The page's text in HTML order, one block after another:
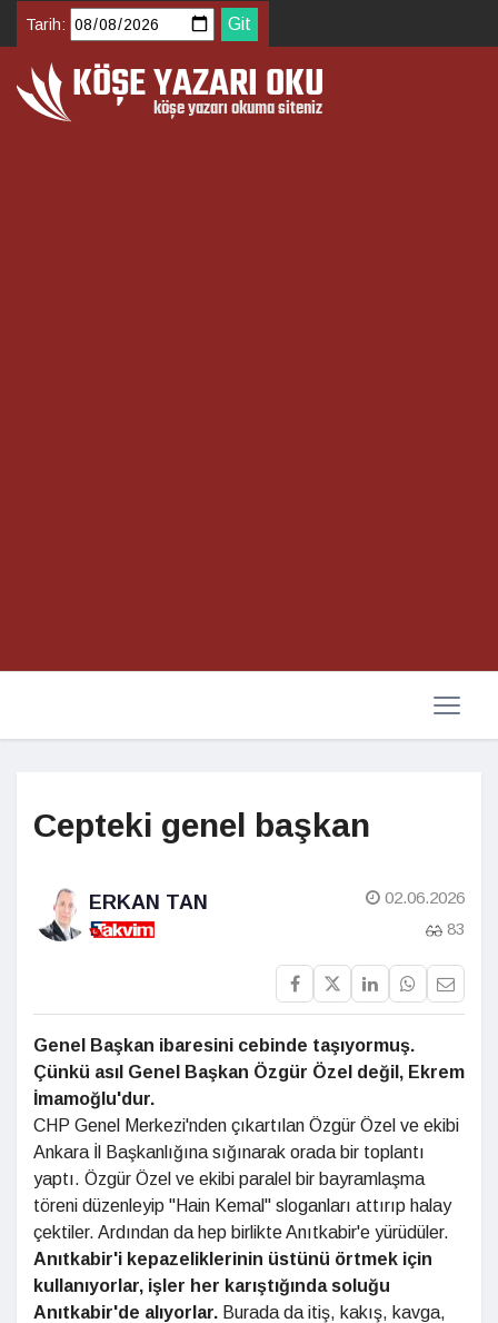
Tarih:
Cepteki genel başkan
ERKAN TAN
02.06.2026
83
Genel Başkan ibaresini cebinde taşıyormuş.
Çünkü asıl Genel Başkan Özgür Özel değil, Ekrem
İmamoğlu'dur.
CHP Genel Merkezi'nden çıkartılan Özgür Özel ve ekibi
Ankara İl Başkanlığına sığınarak orada bir toplantı
yaptı. Özgür Özel ve ekibi paralel bir bayramlaşma
töreni düzenleyip "Hain Kemal" sloganları attırıp halay
çektiler. Ardından da hep birlikte Anıtkabir'e yürüdüler.
Anıtkabir'i kepazeliklerinin üstünü örtmek için
kullanıyorlar, işler her karıştığında soluğu
Anıtkabir'de alıyorlar. Burada da itiş, kakış, kavga,